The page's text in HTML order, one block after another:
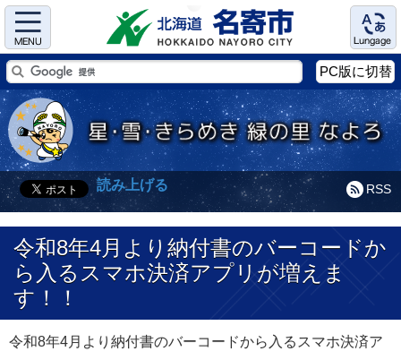
Menu Language
PC版に切替
RSS
読み上げる
令和8年4月より納付書のバーコードか
ら入るスマホ決済アプリが増えま
す！！
令和8年4月より納付書のバーコードから入るスマホ決済ア